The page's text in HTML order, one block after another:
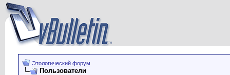
Этологический форум
Пользователи